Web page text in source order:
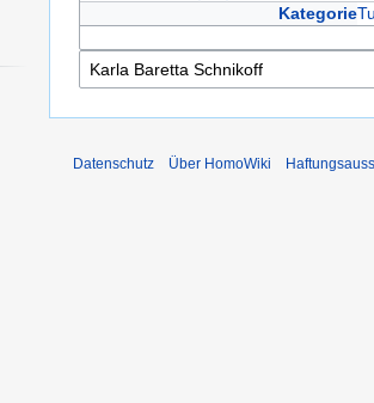
Kategorie
Datenschutz Über HomoWiki